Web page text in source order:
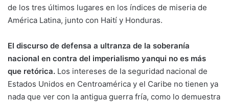
de los tres últimos lugares en los índices de miseria de
América Latina, junto con Haití y Honduras.
El discurso de defensa a ultranza de la soberanía
nacional en contra del imperialismo yanqui no es más
que retórica. Los intereses de la seguridad nacional de
Estados Unidos en Centroamérica y el Caribe no tienen ya
nada que ver con la antigua guerra fría, como lo demuestra